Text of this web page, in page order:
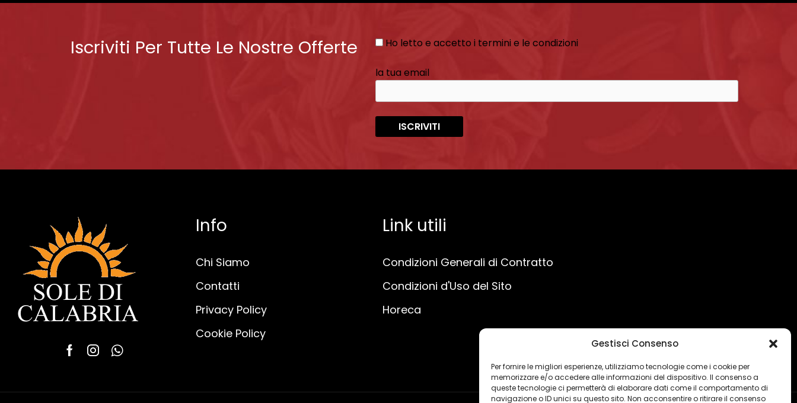
Gestisci Consenso
Per fornire le migliori esperienze, utilizziamo tecnologie come i cookie per
memorizzare e/o accedere alle informazioni del dispositivo. Il consenso a
queste tecnologie ci permetterà di elaborare dati come il comportamento di
navigazione o ID unici su questo sito. Non acconsentire o ritirare il consenso
Iscriviti Per Tutte Le Nostre Offerte Ho letto e accetto i termini e le condizioni
la tua email
Info
Chi Siamo
Contatti
Privacy Policy
Cookie Policy
Link utili
Condizioni Generali di Contratto
Condizioni d'Uso del Sito
Horeca